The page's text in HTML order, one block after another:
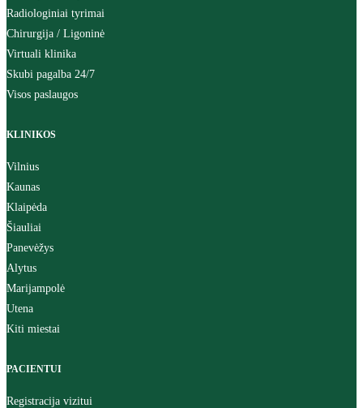
Radiologiniai tyrimai
Chirurgija / Ligoninė
Virtuali klinika
Skubi pagalba 24/7
Visos paslaugos
KLINIKOS
Vilnius
Kaunas
Klaipėda
Šiauliai
Panevėžys
Alytus
Marijampolė
Utena
Kiti miestai
PACIENTUI
Registracija vizitui